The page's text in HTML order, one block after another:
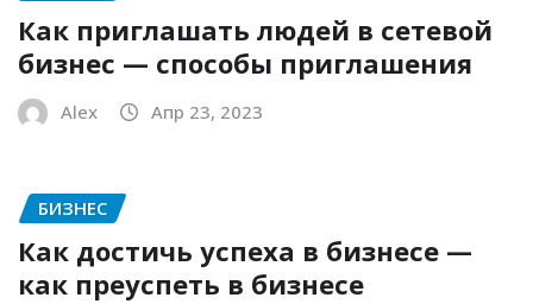
Как приглашать людей в сетевой
бизнес — способы приглашения
Alex Апр 23, 2023
БИЗНЕС
Как достичь успеха в бизнесе —
как преуспеть в бизнесе